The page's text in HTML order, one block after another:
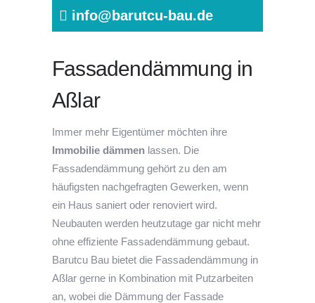
info@barutcu-bau.de
Fassadendämmung in
Aßlar
Immer mehr Eigentümer möchten ihre
Immobilie dämmen lassen. Die
Fassadendämmung gehört zu den am
häufigsten nachgefragten Gewerken, wenn
ein Haus saniert oder renoviert wird.
Neubauten werden heutzutage gar nicht mehr
ohne effiziente Fassadendämmung gebaut.
Barutcu Bau bietet die Fassadendämmung in
Aßlar gerne in Kombination mit Putzarbeiten
an, wobei die Dämmung der Fassade